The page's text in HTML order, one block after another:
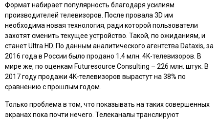
Формат набирает популярность благодаря усилиям
производителей телевизоров. После провала 3D им
необходима новая технология, ради которой пользователи
захотят сменить текущее устройство. Такой, по ожиданиям, и
станет Ultra HD. По данным аналитического агентства Dataxis, за
2016 года в России было продано 1.4 млн. 4K-телевизоров. В
мире же, по оценкам Futuresource Consulting – 226 млн. штук. В
2017 году продажи 4K-телевизоров вырастут на 38% по
сравнению с прошлым годом.
Только проблема в том, что показывать на таких совершенных
экранах пока почти нечего. Телеканалы транслируют